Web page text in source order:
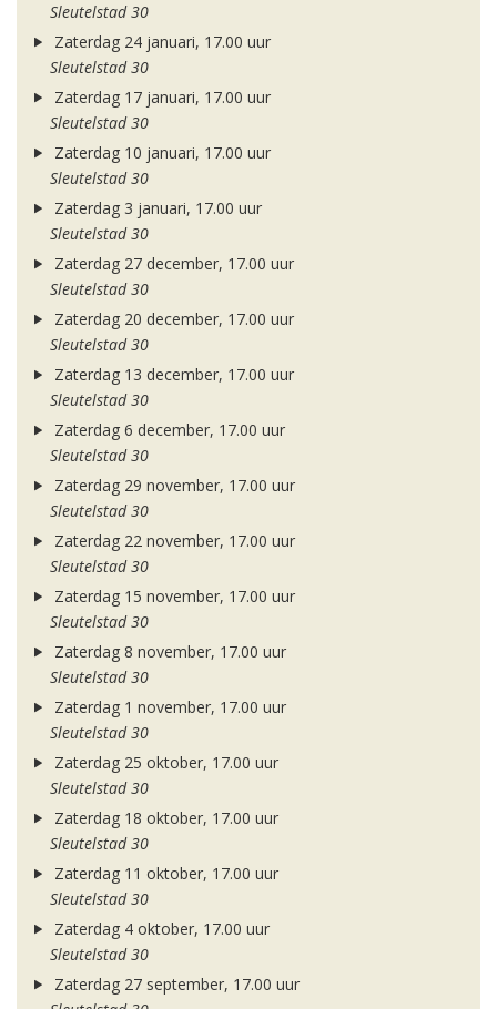
Sleutelstad 30
Zaterdag 24 januari, 17.00 uur
Sleutelstad 30
Zaterdag 17 januari, 17.00 uur
Sleutelstad 30
Zaterdag 10 januari, 17.00 uur
Sleutelstad 30
Zaterdag 3 januari, 17.00 uur
Sleutelstad 30
Zaterdag 27 december, 17.00 uur
Sleutelstad 30
Zaterdag 20 december, 17.00 uur
Sleutelstad 30
Zaterdag 13 december, 17.00 uur
Sleutelstad 30
Zaterdag 6 december, 17.00 uur
Sleutelstad 30
Zaterdag 29 november, 17.00 uur
Sleutelstad 30
Zaterdag 22 november, 17.00 uur
Sleutelstad 30
Zaterdag 15 november, 17.00 uur
Sleutelstad 30
Zaterdag 8 november, 17.00 uur
Sleutelstad 30
Zaterdag 1 november, 17.00 uur
Sleutelstad 30
Zaterdag 25 oktober, 17.00 uur
Sleutelstad 30
Zaterdag 18 oktober, 17.00 uur
Sleutelstad 30
Zaterdag 11 oktober, 17.00 uur
Sleutelstad 30
Zaterdag 4 oktober, 17.00 uur
Sleutelstad 30
Zaterdag 27 september, 17.00 uur